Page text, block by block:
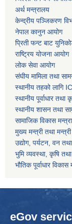
अर्थ मन्त्रालय
केन्द्रीय पञ्जिकरण
नेपाल कानुन आयोग
प्रिती फन्ट बाट
राष्ट्रिय योजना आयोग
लोक सेवा आयोग
संघीय मामिला तथा
स्थानीय तहको लागि
स्थानीय पूर्वाधार तथा
स्थानीय शासन तथा
सामाजिक विकास
मुख्य मन्त्री तथा
उद्योग, पर्यटन, वन
भुमि व्यवस्था, कृषि
भौतिक पूर्वाधार
eGov